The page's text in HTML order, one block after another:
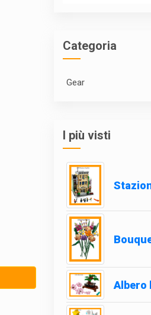
Categoria
Gear
I più visti
Albero